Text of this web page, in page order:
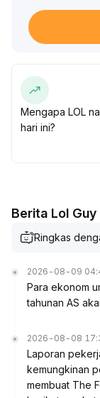
resistance di
jangka
ketat
Pada tahap
gunakan
terhadap
Mengapa LOL
hari ini?
Berita Lol Guy
Ringkas
2026-08-09
Para ekonom
tahunan AS
2026-08-08
Laporan
kemungkinan
membuat The